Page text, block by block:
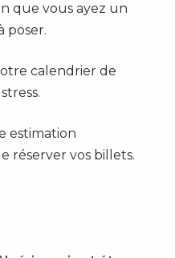
que vous ayez un
poser.
calendrier de
estimation
réserver vos billets.